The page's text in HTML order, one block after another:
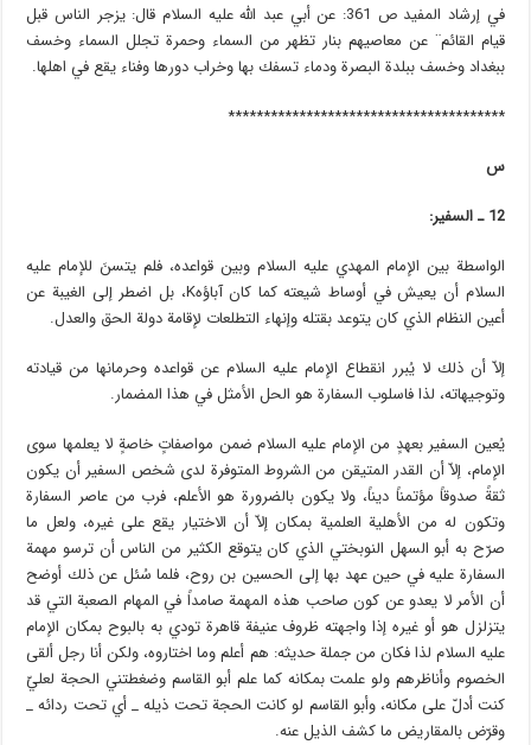
في إرشاد المفيد ص 361: عن أبي عبد الله عليه السلام قال: يزجر الناس قبل
قيام القائم¨ عن معاصيهم بنار تظهر من السماء وحمرة تجلل السماء وخسف
ببغداد وخسف ببلدة البصرة ودماء تسفك بها وخراب دورها وفناء يقع في اهلها.
***************************************
س
12 ـ السفير:
الواسطة بين الإمام المهدي عليه السلام وبين قواعده، فلم يتسنَ للإمام عليه
السلام أن يعيش في أوساط شيعته كما كان آباؤهK، بل اضطر إلى الغيبة عن
أعين النظام الذي كان يتوعد بقتله وإنهاء التطلعات لإقامة دولة الحق والعدل.
إلاّ أن ذلك لا يُبرر انقطاع الإمام عليه السلام عن قواعده وحرمانها من قيادته
وتوجيهاته، لذا فاسلوب السفارة هو الحل الأمثل في هذا المضمار.
يُعين السفير بعهدٍ من الإمام عليه السلام ضمن مواصفاتٍ خاصةٍ لا يعلمها سوى
الإمام، إلاّ أن القدر المتيقن من الشروط المتوفرة لدى شخص السفير أن يكون
ثقةً صدوقاً مؤتمناً ديناً، ولا يكون بالضرورة هو الأعلم، فرب من عاصر السفارة
وتكون له من الأهلية العلمية بمكان إلاّ أن الاختيار يقع على غيره، ولعل ما
صرّح به أبو السهل النوبختي الذي كان يتوقع الكثير من الناس أن ترسو مهمة
السفارة عليه في حين عهد بها إلى الحسين بن روح، فلما سُئل عن ذلك أوضح
أن الأمر لا يعدو عن كون صاحب هذه المهمة صامداً في المهام الصعبة التي قد
يتزلزل هو أو غيره إذا واجهته ظروف عنيفة قاهرة تودي به بالبوح بمكان الإمام
عليه السلام لذا فكان من جملة حديثه: هم أعلم وما اختاروه، ولكن أنا رجل ألقى
الخصوم وأناظرهم ولو علمت بمكانه كما علم أبو القاسم وضغطتني الحجة لعليّ
كنت أدلّ على مكانه، وأبو القاسم لو كانت الحجة تحت ذيله _ أي تحت ردائه _
وقرّض بالمقاريض ما كشف الذيل عنه.